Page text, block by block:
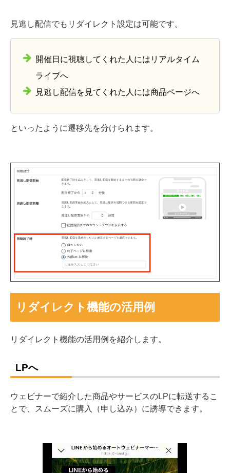
見逃し配信でもリダイレクト設定は可能です。
開催日に視聴してくれた人にはリアルタイム
ライブへ
見逃し配信を見てくれた人には商品ページへ
といったように遷移先を分けられます。
リダイレクト機能の活用例
リダイレクト機能の活用例を紹介します。
LPへ
ウェビナーで紹介した商品やサービスのLPに転送するこ
とで、スムーズに購入（申し込み）に誘導できます。